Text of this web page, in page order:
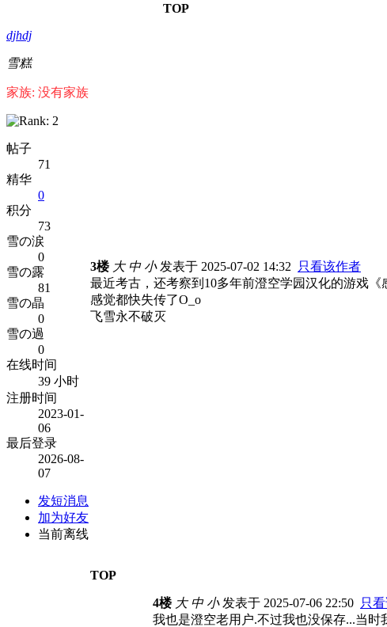
TOP
djhdj
雪糕
家族: 没有家族
帖子
71
精华
0
积分
73
雪の涙
0
雪の露
81
雪の晶
0
雪の過
0
在线时间
39 小时
注册时间
2023-01-
06
最后登录
2026-08-
07
发短消息
加为好友
当前离线
3楼 大 中 小发表于 2025-07-02 14:32
只看该作者
最近考古，还考察到10多年前澄空学园汉化的游戏
感觉都快失传了O_o
飞雪永不破灭
TOP
4楼 大 中 小发表于 2025-07-06 22:50 只
我也是澄空老用户.不过我也没保存...当